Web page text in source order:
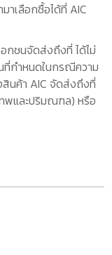
าเลือกซื้อได้ที่ AIC
กชนจัดส่งถึงที่ ได้ไม่
ที่กำหนดในกรณีความ
สินค้า AIC จัดส่งถึงที่
ทพและปริมณฑล) หรือ